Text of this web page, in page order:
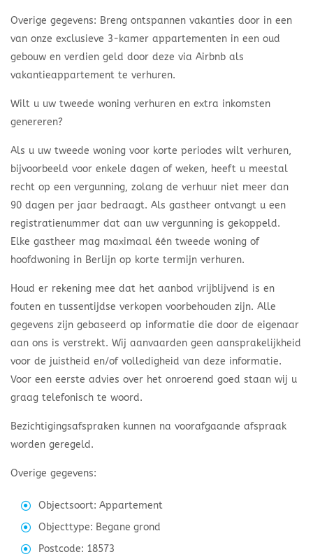
Overige gegevens: Breng ontspannen vakanties door in een
van onze exclusieve 3-kamer appartementen in een oud
gebouw en verdien geld door deze via Airbnb als
vakantieappartement te verhuren.
Wilt u uw tweede woning verhuren en extra inkomsten
genereren?
Als u uw tweede woning voor korte periodes wilt verhuren,
bijvoorbeeld voor enkele dagen of weken, heeft u meestal
recht op een vergunning, zolang de verhuur niet meer dan
90 dagen per jaar bedraagt. Als gastheer ontvangt u een
registratienummer dat aan uw vergunning is gekoppeld.
Elke gastheer mag maximaal één tweede woning of
hoofdwoning in Berlijn op korte termijn verhuren.
Houd er rekening mee dat het aanbod vrijblijvend is en
fouten en tussentijdse verkopen voorbehouden zijn. Alle
gegevens zijn gebaseerd op informatie die door de eigenaar
aan ons is verstrekt. Wij aanvaarden geen aansprakelijkheid
voor de juistheid en/of volledigheid van deze informatie.
Voor een eerste advies over het onroerend goed staan wij u
graag telefonisch te woord.
Bezichtigingsafspraken kunnen na voorafgaande afspraak
worden geregeld.
Overige gegevens:
Objectsoort: Appartement
Objecttype: Begane grond
Postcode: 18573